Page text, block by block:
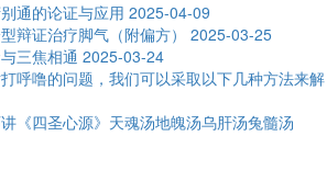
通的论证与应用 2025-04-09
辩证治疗脚气（附偏方）
2025-03-25
三焦相通 2025-03-24
呼噜的问题，我们可以采取以下几种方法来解
《四圣心源》天魂汤地魄汤乌肝汤兔髓汤